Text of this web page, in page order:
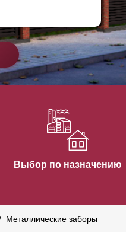
Выбор по назначению
Металлические заборы